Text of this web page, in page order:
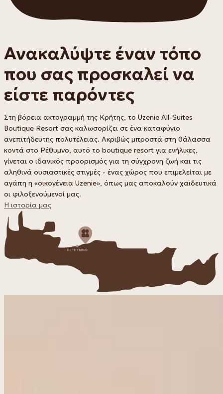
Ανακαλύψτε έναν τόπο
που σας προσκαλεί να
είστε παρόντες
Στη βόρεια ακτογραμμή της Κρήτης, το Uzenie All-Suites
Boutique Resort σας καλωσορίζει σε ένα καταφύγιο
ανεπιτήδευτης πολυτέλειας. Ακριβώς μπροστά στη θάλασσα
κοντά στο Ρέθυμνο, αυτό το boutique resort για ενήλικες,
γίνεται ο ιδανικός προορισμός για τη σύγχρονη ζωή και τις
αληθινά ουσιαστικές στιγμές - ένας χώρος που επιμελείται με
αγάπη η «οικογένεια Uzenie», όπως μας αποκαλούν χαϊδευτικά
οι φιλοξενούμενοί μας.
Η ιστορία μας